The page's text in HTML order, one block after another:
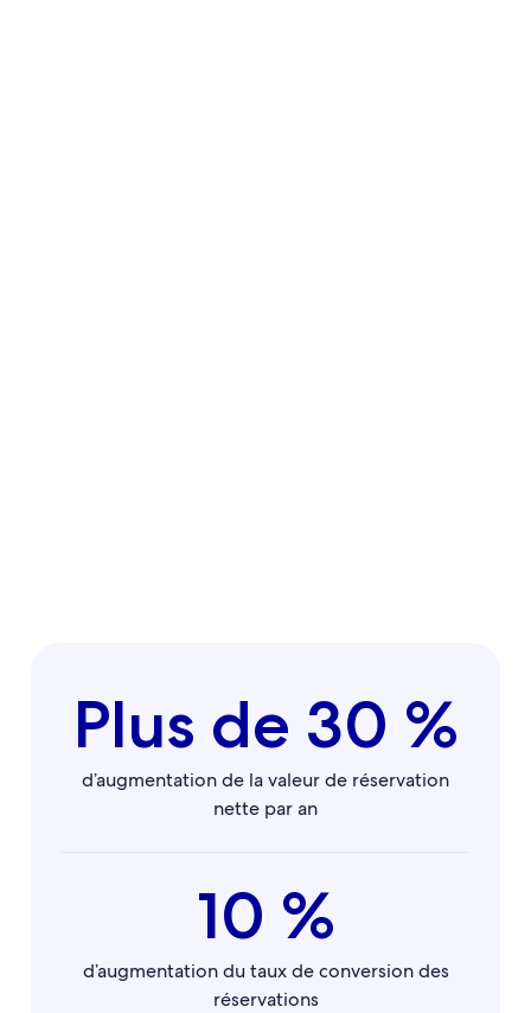
Plus de 30 %
d’augmentation de la valeur de réservation
nette par an
10 %
d’augmentation du taux de conversion des
réservations